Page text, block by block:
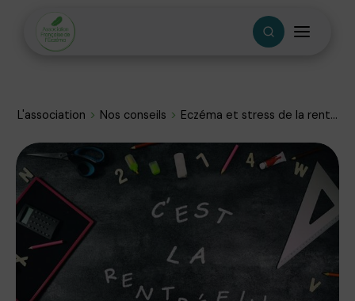
L'association Nos conseils Eczéma et stress de la rent...